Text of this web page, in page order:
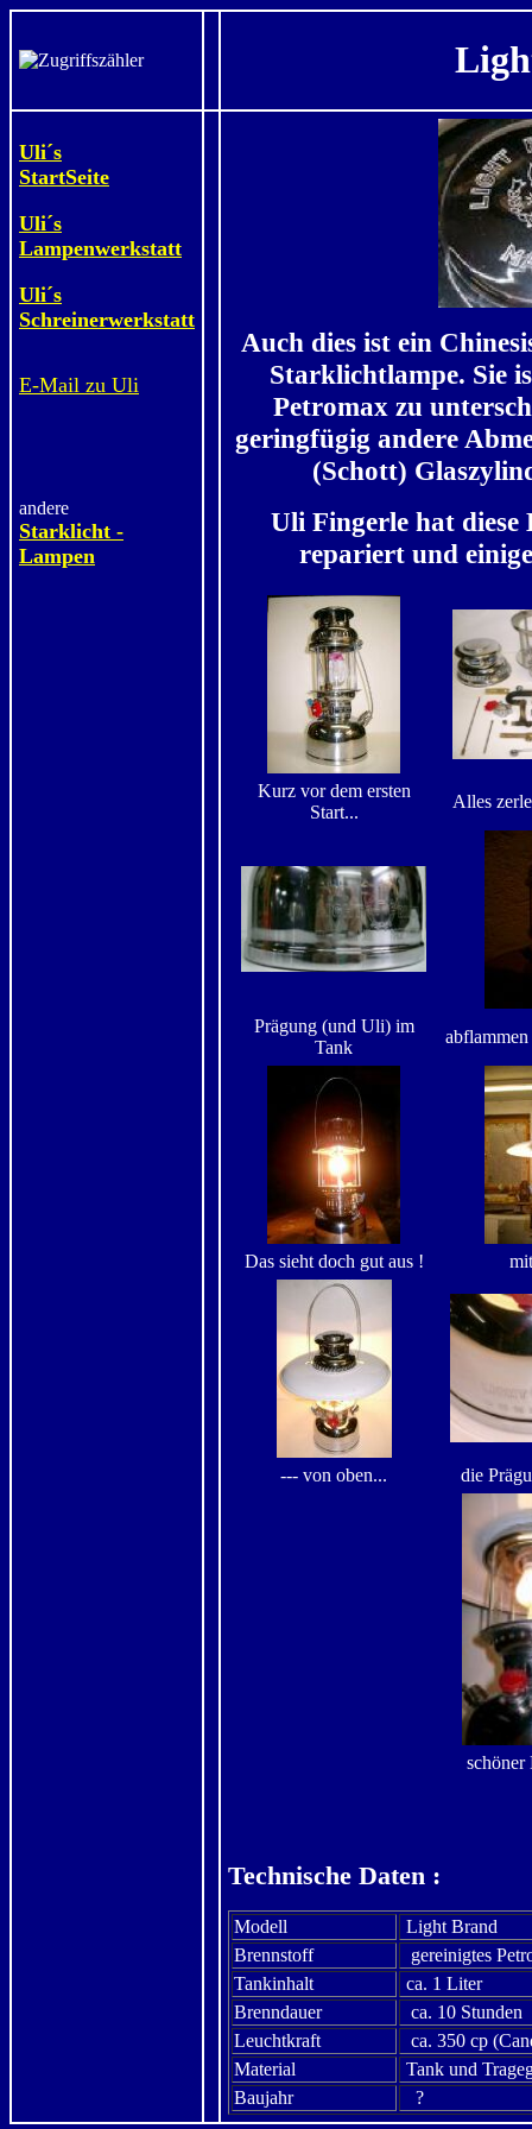
Uli´s
StartSeite
Uli´s
Lampenwerkstatt
Uli´s
Schreinerwerkstatt
E-Mail zu Uli
andere
Starklicht -
Lampen
Auch dies ist ein
Starklichtlampe. Sie
Petromax zu
geringfügig andere
(Schott)
Uli Fingerle hat
repariert und
Kurz vor dem ersten
Start...
Alles
Prägung (und Uli) im
Tank
Das sieht doch gut aus !
--- von oben... die
schöner
Technische Daten :
Modell
Light Brand
Brennstoff
gereinigtes
Tankinhalt
ca. 1 Liter
Brenndauer
ca. 10 Stunden
Leuchtkraft
ca. 350 cp
Material
Tank und
Baujahr
?